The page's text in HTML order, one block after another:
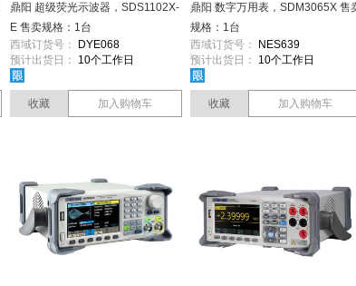
鼎阳 超级荧光示波器，SDS1102X-
E 售卖规格：1台
西域订货号：
DYE068
预计出货日：
10个工作日
收藏 加入购物车
鼎阳 数字万用表，SDM3065X 售
规格：1台
西域订货号：
NES639
预计出货日：
10个工作日
收藏 加入购物车